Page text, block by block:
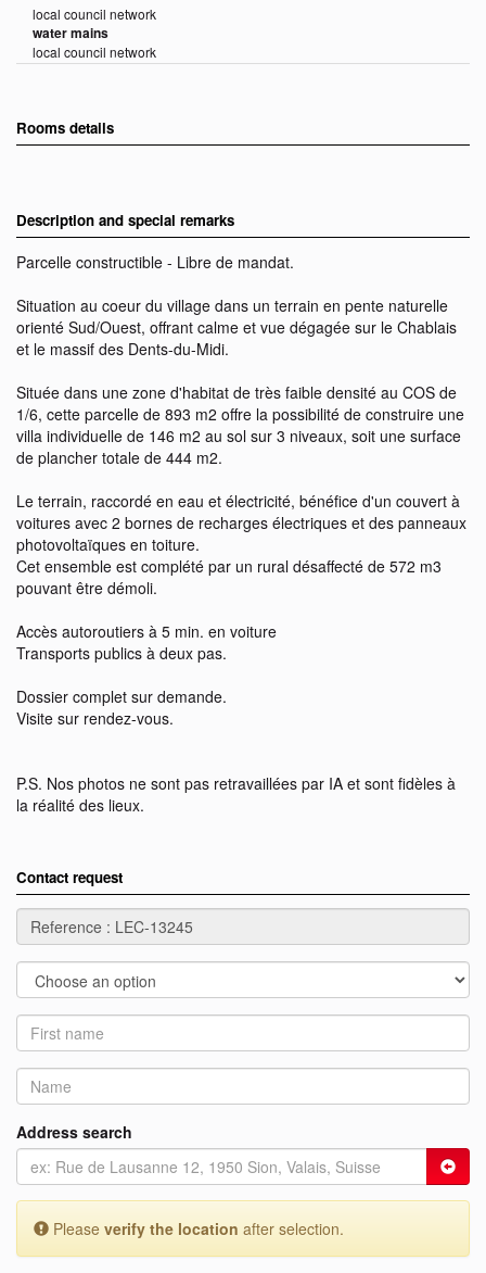
local council network
water mains
local council network
Rooms details
Description and special remarks
Parcelle constructible - Libre de mandat.
Situation au coeur du village dans un terrain en pente naturelle
orienté Sud/Ouest, offrant calme et vue dégagée sur le Chablais
et le massif des Dents-du-Midi.
Située dans une zone d'habitat de très faible densité au COS de
1/6, cette parcelle de 893 m2 offre la possibilité de construire une
villa individuelle de 146 m2 au sol sur 3 niveaux, soit une surface
de plancher totale de 444 m2.
Le terrain, raccordé en eau et électricité, bénéfice d'un couvert à
voitures avec 2 bornes de recharges électriques et des panneaux
photovoltaïques en toiture.
Cet ensemble est complété par un rural désaffecté de 572 m3
pouvant être démoli.
Accès autoroutiers à 5 min. en voiture
Transports publics à deux pas.
Dossier complet sur demande.
Visite sur rendez-vous.
P.S. Nos photos ne sont pas retravaillées par IA et sont fidèles à
la réalité des lieux.
Contact request
Address search
Please verify the location after selection.